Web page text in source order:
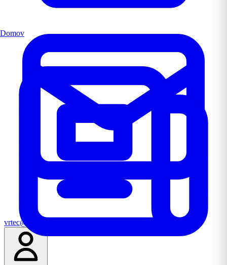
vrtec@os-hajdina.si
Domov